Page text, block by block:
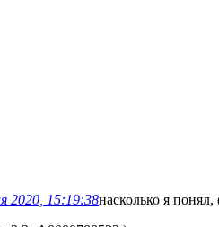
2020, 15:19:38насколько я